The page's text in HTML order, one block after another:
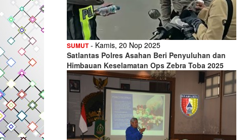
SUMUT- Kamis, 20 Nop 2025
Satlantas Polres Asahan Beri Penyuluhan dan
Himbauan Keselamatan Ops Zebra Toba 2025